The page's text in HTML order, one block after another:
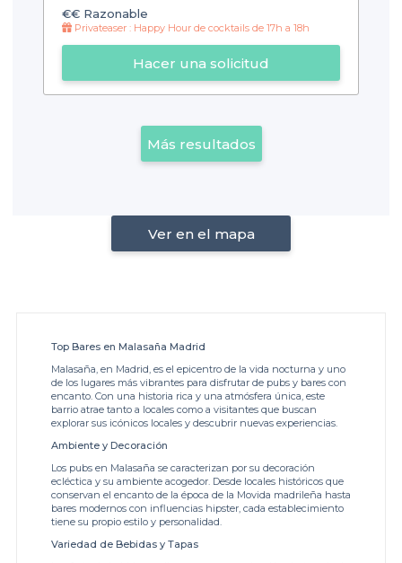
€€ Razonable
Privateaser : Happy Hour de cocktails de 17h a 18h
Hacer una solicitud
Más resultados
Ver en el mapa
Top Bares en Malasaña Madrid
Malasaña, en Madrid, es el epicentro de la vida nocturna y uno
de los lugares más vibrantes para disfrutar de pubs y bares con
encanto. Con una historia rica y una atmósfera única, este
barrio atrae tanto a locales como a visitantes que buscan
explorar sus icónicos locales y descubrir nuevas experiencias.
Ambiente y Decoración
Los pubs en Malasaña se caracterizan por su decoración
ecléctica y su ambiente acogedor. Desde locales históricos que
conservan el encanto de la época de la Movida madrileña hasta
bares modernos con influencias hipster, cada establecimiento
tiene su propio estilo y personalidad.
Variedad de Bebidas y Tapas